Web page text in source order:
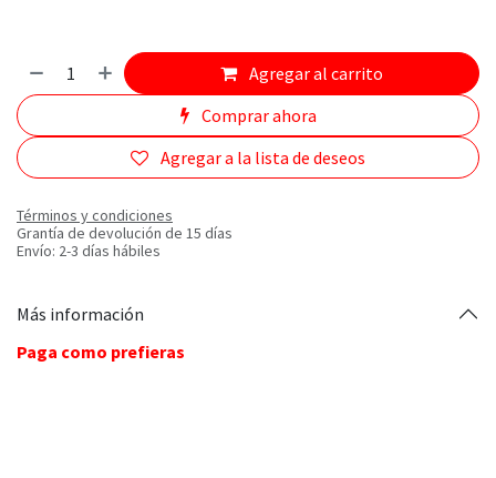
Agregar al carrito
Comprar ahora
Agregar a la lista de deseos
Términos y condiciones
Grantía de devolución de 15 días
Envío: 2-3 días hábiles
Más información
Paga como prefieras